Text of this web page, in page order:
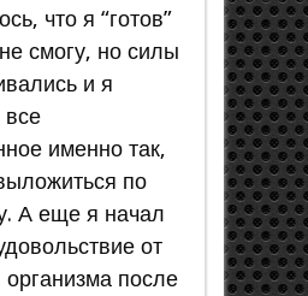
что я “готов”
смогу, но силы
и я
именно так,
по
А еще я начал
от
организма после